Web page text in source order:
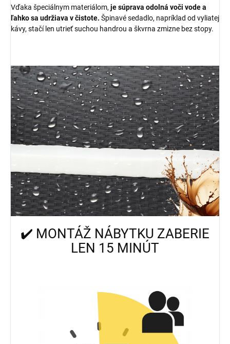
Vďaka špeciálnym materiálom, je súprava odolná voči vode a
ľahko sa udržiava v čistote. Špinavé sedadlo, napríklad od vyliatej
kávy, stačí len utrieť suchou handrou a škvrna zmizne bez stopy.
✔️ MONTÁŽ NÁBYTKU ZABERIE
LEN 15 MINÚT